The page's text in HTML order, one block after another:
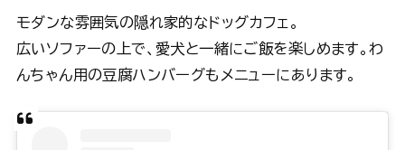
モダンな雰囲気の隠れ家的なドッグカフェ。
広いソファーの上で、愛犬と一緒にご飯を楽しめます。わ
んちゃん用の豆腐ハンバーグもメニューにあります。